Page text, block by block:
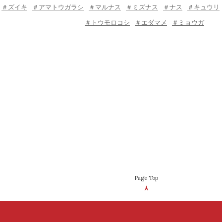
＃ズイキ ＃アマトウガラシ ＃マルナス ＃ミズナス ＃ナス ＃キュウリ
＃トウモロコシ ＃エダマメ ＃ミョウガ
Page Top